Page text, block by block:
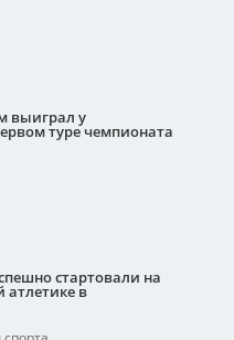
выиграл у
туре чемпионата
стартовали на
атлетике в